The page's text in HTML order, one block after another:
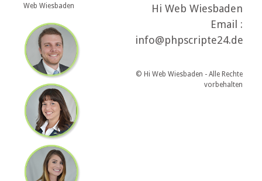
Web Wiesbaden
Hi Web Wiesbaden
Email :
info@phpscripte24.de
© Hi Web Wiesbaden - Alle Rechte
vorbehalten